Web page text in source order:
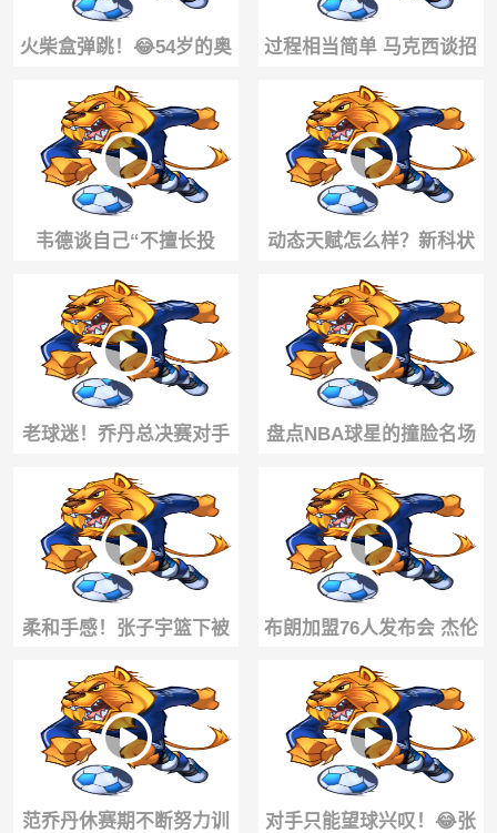
火柴盒弹跳！😂54岁的奥
尼尔想要扣篮，结果被篮
筐给帽了
过程相当简单 马克西谈招
募詹姆斯 ！
韦德谈自己“不擅长投
篮”：我不需要投三分也能
场均砍30分！
动态天赋怎么样？新科状
元迪班萨挑战远距离滑翔
劈扣！
老球迷！乔丹总决赛对手
太弱？詹姆斯更强？科比
直接被踢出讨论？
盘点NBA球星的撞脸名场
面，哪一个最难绷？
柔和手感！张子宇篮下被
对手顶至负角度，但依旧
稳稳将球放进
布朗加盟76人发布会 杰伦
布朗受到费城热烈欢迎 ...
范乔丹休赛期不断努力训
对手只能望球兴叹！😂张